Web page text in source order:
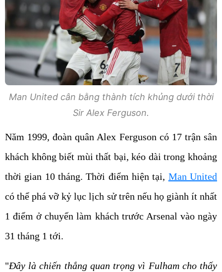
Man United cân bằng thành tích khủng dưới thời
Sir Alex Ferguson.
Năm 1999, đoàn quân Alex Ferguson có 17 trận sân
khách không biết mùi thất bại, kéo dài trong khoảng
thời gian 10 tháng. Thời điểm hiện tại, Man United
có thể phá vỡ kỷ lục lịch sử trên nếu họ giành ít nhất
1 điểm ở chuyến làm khách trước Arsenal vào ngày
31 tháng 1 tới.
"Đây là chiến thắng quan trọng vì Fulham cho thấy